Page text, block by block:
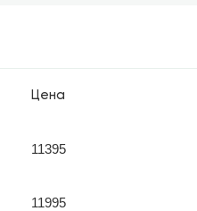
Цена
11395
11995